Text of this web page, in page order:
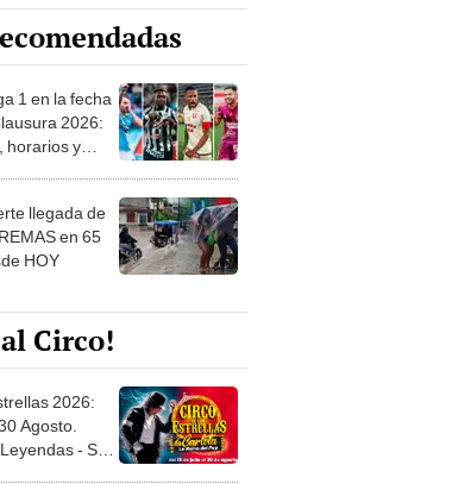
1 en la fecha
2026:
horarios y
llegada de
en 65
HOY
Circo!
2026:
Agosto.
- San